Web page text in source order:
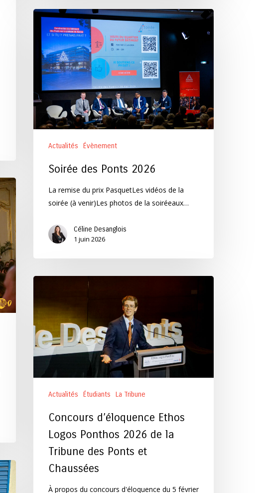
Soirée
Ponts
2026
Actualités Évènement
Soirée des Ponts 2026
La remise du prix PasquetLes vidéos de la
soirée (à venir)Les photos de la soiréeaux…
Céline Desanglois
1 juin 2026
Ethos
Logos
Ponthos
2026
de
Ponts
Chaussées
Actualités Étudiants La Tribune
Concours d’éloquence Ethos
Logos Ponthos 2026 de la
Tribune des Ponts et
Chaussées
À propos du concours d'éloquence du 5 février